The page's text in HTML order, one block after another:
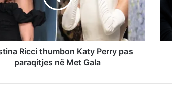
Ricci thumbon Katy Perry pas
paraqitjes në Met Gala